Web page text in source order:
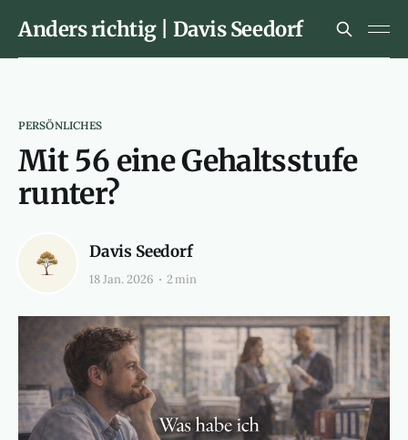
Anders richtig | Davis Seedorf
PERSÖNLICHES
Mit 56 eine Gehaltsstufe
runter?
Davis Seedorf
18 Jan. 2026 2 min